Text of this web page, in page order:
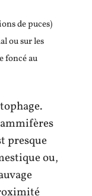
de puces)
ou sur les
foncé au
presque
ou,